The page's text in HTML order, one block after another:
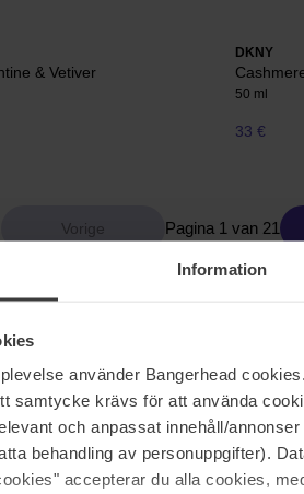
Information
använder Bangerhead
samtycke krävs för att använda
och anpassat innehåll/
behandling av personuppgifter).
accepterar du alla cookies,
& Vetiver
DKNY
50 ml
33 €
Pagina 1 van 21
lichaamsverzorging. In deze
Ja, je hebt ons gehoord - hier is alles